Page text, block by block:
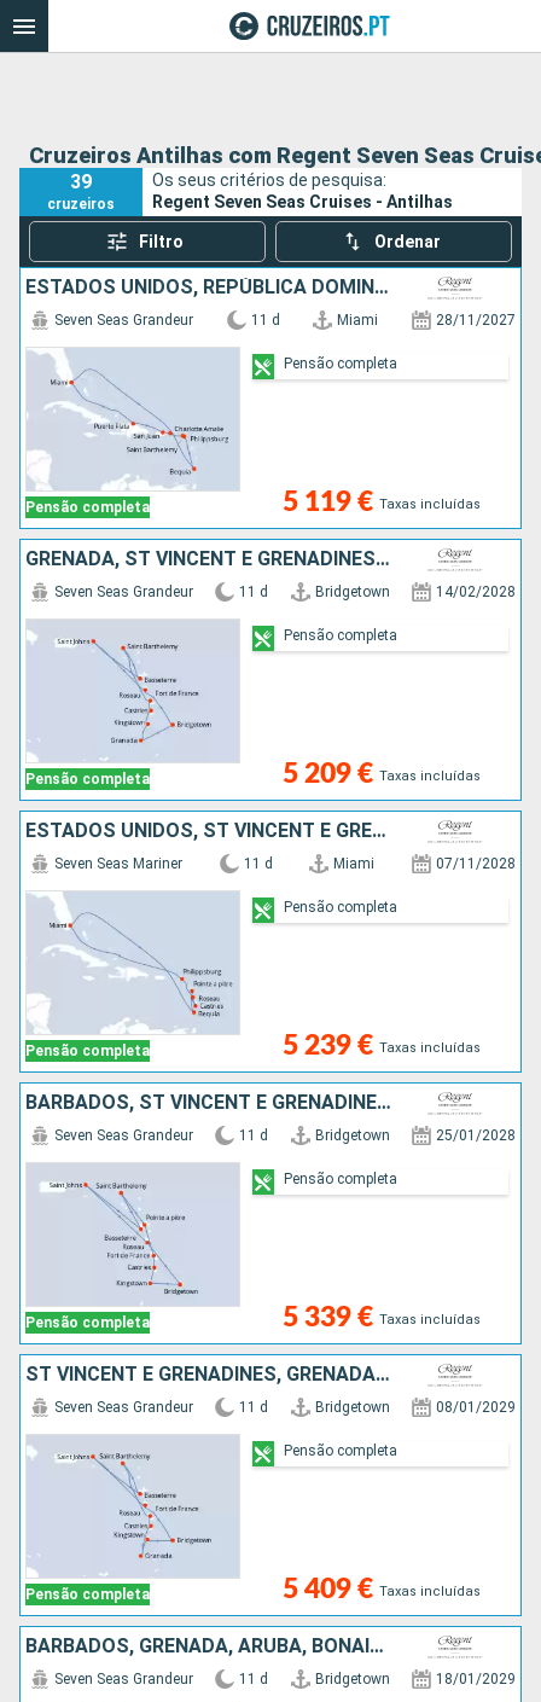
Cruzeiros Antilhas com Regent Seven Seas
39
cruzeiros
Os seus critérios de pesquisa:
Regent Seven Seas Cruises - Antilhas
Filtro Ordenar
ESTADOS UNIDOS, REPÚBLICA DOMINICANA, PORTO RICO, SÃO MARTINHO, FRANÇA, ST VINCENT E GRENADINES
Pensão completa
Seven Seas Grandeur 11 d Miami 28/11/2027
5 119 € Taxas incluídas
Pensão completa
GRENADA, ST VINCENT E GRENADINES, SANTA LÚCIA, MARTINICA, FRANÇA, GUADALUPE, ESTADOS UNIDOS, DOMINICA, BARBADOS
Pensão completa
Seven Seas Grandeur 11 d Bridgetown 14/02/2028
5 209 € Taxas incluídas
Pensão completa
ESTADOS UNIDOS, ST VINCENT E GRENADINES, GUADALUPE, SANTA LÚCIA, DOMINICA, SÃO MARTINHO
Pensão completa
Seven Seas Mariner 11 d Miami 07/11/2028
5 239 € Taxas incluídas
Pensão completa
BARBADOS, ST VINCENT E GRENADINES, SANTA LÚCIA, MARTINICA, GUADALUPE, FRANÇA, ESTADOS UNIDOS, DOMINICA
Pensão completa
Seven Seas Grandeur 11 d Bridgetown 25/01/2028
5 339 € Taxas incluídas
Pensão completa
ST VINCENT E GRENADINES, GRENADA, SANTA LÚCIA, MARTINICA, FRANÇA, GUADALUPE, ESTADOS UNIDOS, DOMINICA, BARBADOS
Pensão completa
Seven Seas Grandeur 11 d Bridgetown 08/01/2029
5 409 € Taxas incluídas
Pensão completa
BARBADOS, GRENADA, ARUBA, BONAIRE, MARTINICA, SANTA LÚCIA, ST VINCENT E GRENADINES
Seven Seas Grandeur 11 d Bridgetown 18/01/2029